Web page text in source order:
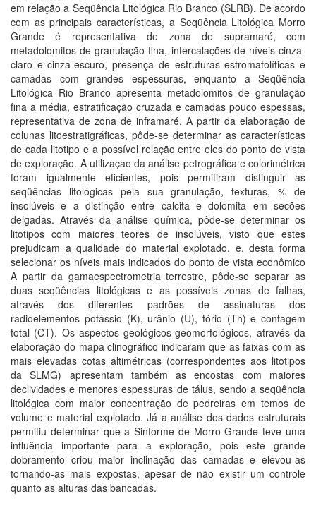
em relação a Seqüência Litológica Rio Branco (SLRB). De acordo
com as principais características, a Seqüência Litológica Morro
Grande é representativa de zona de supramaré, com
metadolomitos de granulação fina, intercalações de níveis cinza-
claro e cinza-escuro, presença de estruturas estromatolíticas e
camadas com grandes espessuras, enquanto a Seqüência
Litológica Rio Branco apresenta metadolomitos de granulação
fina a média, estratificação cruzada e camadas pouco espessas,
representativa de zona de inframaré. A partir da elaboração de
colunas litoestratigráficas, pôde-se determinar as características
de cada litotipo e a possível relação entre eles do ponto de vista
de exploração. A utilizaçao da análise petrográfica e colorimétrica
foram igualmente eficientes, pois permitiram distinguir as
seqüências litológicas pela sua granulação, texturas, % de
insolúveis e a distinção entre calcita e dolomita em secões
delgadas. Através da análise química, pôde-se determinar os
litotipos com maiores teores de insolúveis, visto que estes
prejudicam a qualidade do material explotado, e, desta forma
selecionar os níveis mais indicados do ponto de vista econômico
A partir da gamaespectrometria terrestre, pôde-se separar as
duas seqüências litológicas e as possíveis zonas de falhas,
através dos diferentes padrões de assinaturas dos
radioelementos potássio (K), urânio (U), tório (Th) e contagem
total (CT). Os aspectos geológicos-geomorfológicos, através da
elaboração do mapa clinográfico indicaram que as faixas com as
mais elevadas cotas altimétricas (correspondentes aos litotipos
da SLMG) apresentam também as encostas com maiores
declividades e menores espessuras de tálus, sendo a seqüência
litológica com maior concentração de pedreiras em temos de
volume e material explotado. Já a análise dos dados estruturais
permitiu determinar que a Sinforme de Morro Grande teve uma
influência importante para a exploração, pois este grande
dobramento criou maior inclinação das camadas e elevou-as
tornando-as mais expostas, apesar de não existir um controle
quanto as alturas das bancadas.